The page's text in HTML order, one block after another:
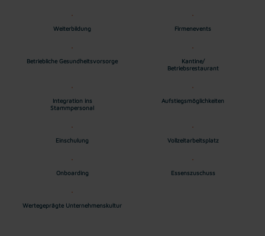
Weiterbildung Firmenevents
Betriebliche Gesundheitsvorsorge
Kantine/
Betriebsrestaurant
Integration ins
Stammpersonal
Aufstiegsmöglichkeiten
Einschulung Vollzeitarbeitsplatz
Onboarding Essenszuschuss
Wertegeprägte Unternehmenskultur